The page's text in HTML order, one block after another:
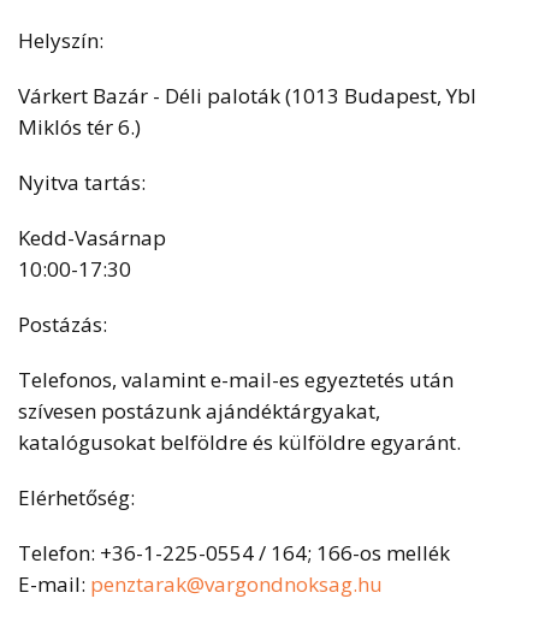
Helyszín:
Várkert Bazár - Déli paloták (1013 Budapest, Ybl
Miklós tér 6.)
Nyitva tartás:
Kedd-Vasárnap
10:00-17:30
Postázás:
Telefonos, valamint e-mail-es egyeztetés után
szívesen postázunk ajándéktárgyakat,
katalógusokat belföldre és külföldre egyaránt.
Elérhetőség:
Telefon: +36-1-225-0554 / 164; 166-os mellék
E-mail: penztarak@vargondnoksag.hu